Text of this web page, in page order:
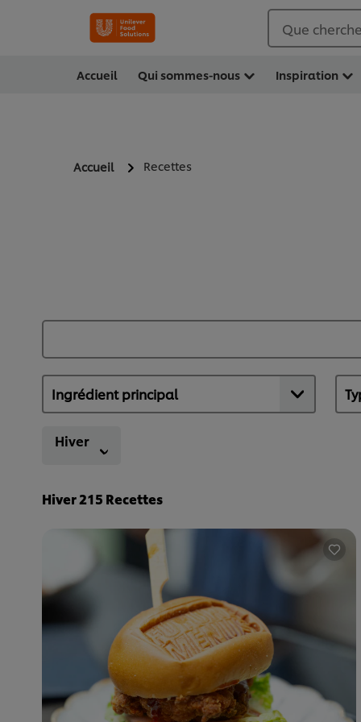
Que
Accueil Qui sommes-nous Inspiration
Accueil Recettes
Hiver
Hiver215 Recettes